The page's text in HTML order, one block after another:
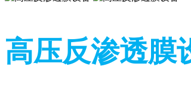
高压反渗透膜